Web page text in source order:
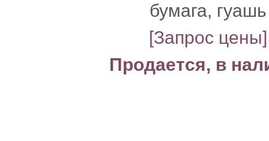
бумага, гуашь
[Запрос цены]
Продается, в